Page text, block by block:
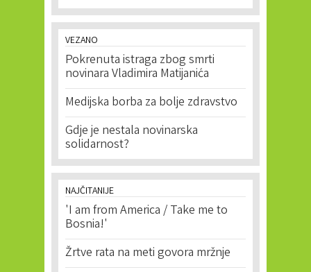
VEZANO
Pokrenuta istraga zbog smrti
novinara Vladimira Matijanića
Medijska borba za bolje zdravstvo
Gdje je nestala novinarska
solidarnost?
NAJČITANIJE
'I am from America / Take me to
Bosnia!'
Žrtve rata na meti govora mržnje